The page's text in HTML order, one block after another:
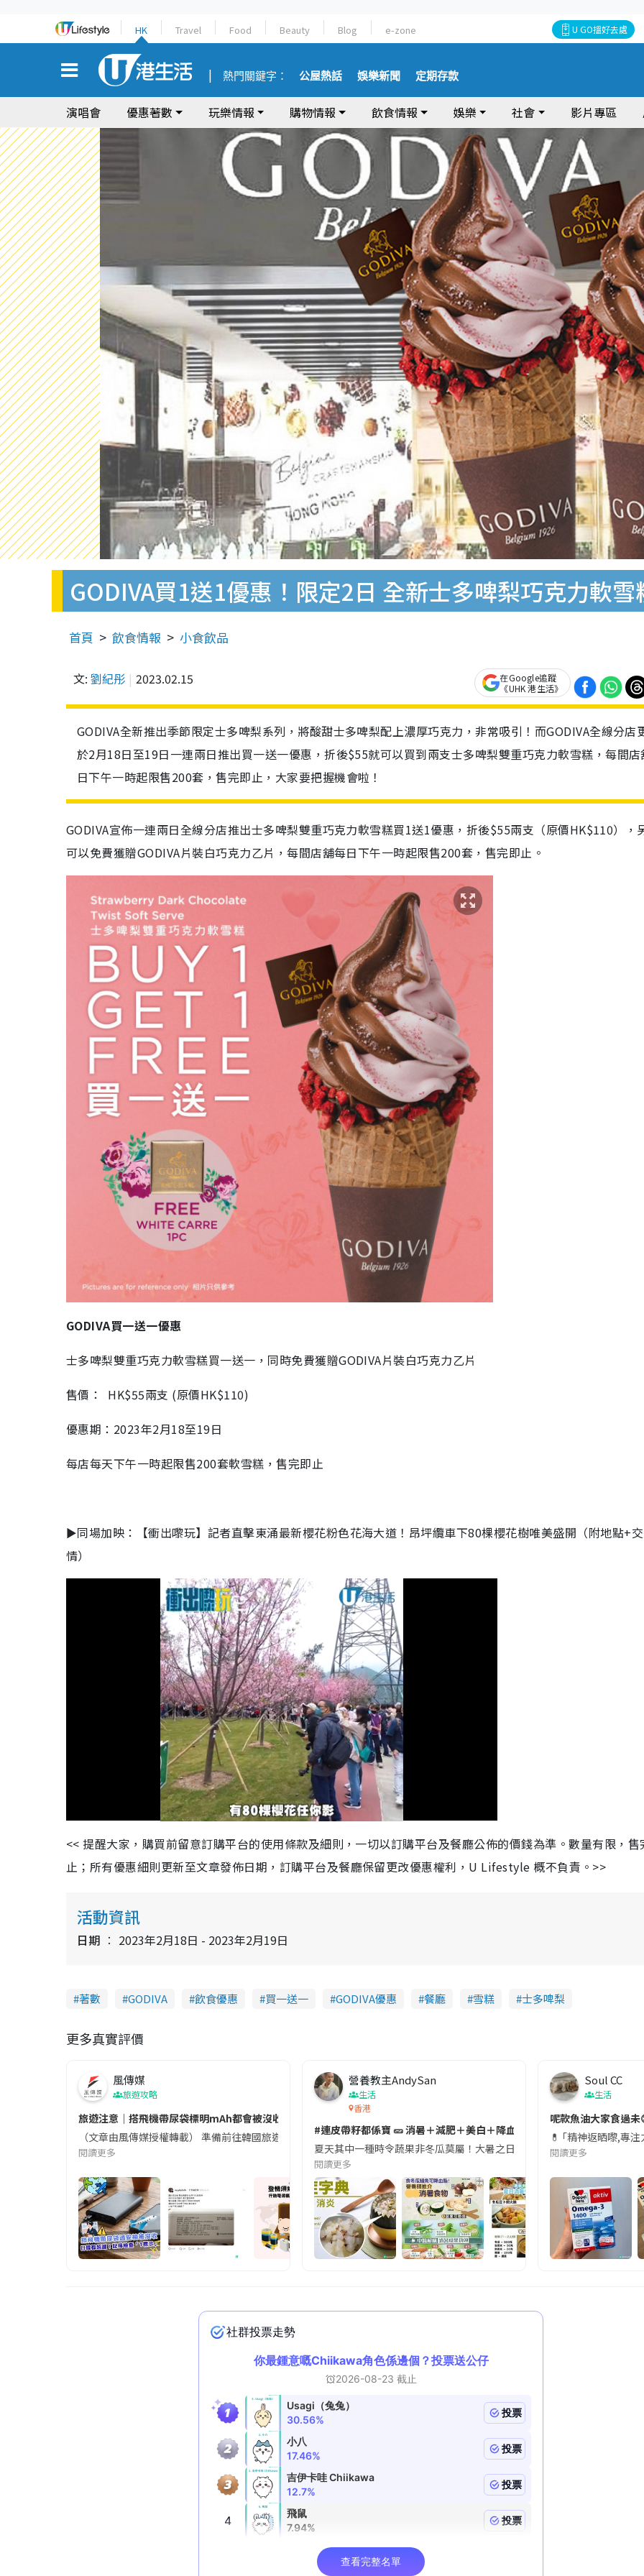
HK Travel Food Beauty Blog e-zone U GO搵好去處
熱門關鍵字： 公屋熱話 娛樂新聞 定期存款
演唱會 優惠著數 玩樂情報 購物情報 飲食情報 娛樂 社會 影片專區
GODIVA買1送1優惠！限定2日 全新士多啤梨巧克力軟
首頁 飲食情報 小食飲品
文: 劉紀彤 2023.02.15
在Google追蹤
《UHK 港生活》
GODIVA全新推出季節限定士多啤梨系列，將酸甜士多啤梨配上濃厚巧克力，非常吸引！而GODIVA全線分店
於2月18日至19日一連兩日推出買一送一優惠，折後$55就可以買到兩支士多啤梨雙重巧克力軟雪糕，每間
日下午一時起限售200套，售完即止，大家要把握機會啦！
GODIVA宣佈一連兩日全線分店推出士多啤梨雙重巧克力軟雪糕買1送1優惠，折後$55兩支（原價HK$110），
可以免費獲贈GODIVA片裝白巧克力乙片，每間店舖每日下午一時起限售200套，售完即止。
GODIVA買一送一優惠
士多啤梨雙重巧克力軟雪糕買一送一，同時免費獲贈GODIVA片裝白巧克力乙片
售價： HK$55兩支 (原價HK$110)
優惠期：2023年2月18至19日
每店每天下午一時起限售200套軟雪糕，售完即止
►同場加映：【衝出嚟玩】記者直擊東涌最新櫻花粉色花海大道！昂坪纜車下80棵櫻花樹唯美盛開（附地點+
情）
n
t
e
o
e
d
4
3
<< 提醒大家，購買前留意訂購平台的使用條款及細則，一切以訂購平台及餐廳公佈的價錢為準。數量有限，售
止；所有優惠細則更新至文章發佈日期，訂購平台及餐廳保留更改優惠權利，U Lifestyle 概不負責。>>
活動資訊
日期 2023年2月18日 - 2023年2月19日
著數 GODIVA 飲食優惠 買一送一 GODIVA優惠 餐廳 雪糕 士多啤梨
更多真實評價
風傳媒
旅遊攻略
旅遊注意｜搭飛機帶尿袋標明mAh都會被沒收😱出發前切記檢查「1標示」🚨
（文章由風傳媒授權轉載） 準備前往韓國旅遊的民眾，近期要特別留意隨身行李中的行動電源。一名旅客日前在機場安檢
閱讀更多
營養教主AndySan
生活
香港
#連皮帶籽都係寶 🥒 消暑＋減肥＋美白＋降血脂
夏天其中一種時令蔬果非冬瓜莫屬！大暑之日，點都要飲碗冬瓜湯消暑
閱讀更多
Soul CC
生活
呢款魚油大家食過未
💊 ｢精神返晒嚟,專
閱讀更多